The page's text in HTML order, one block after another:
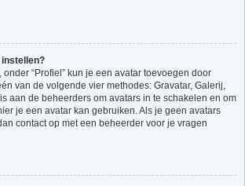
instellen?
onder “Profiel” kun je een avatar toevoegen door
van de volgende vier methodes: Gravatar, Galerij,
aan de beheerders om avatars in te schakelen en om
je een avatar kan gebruiken. Als je geen avatars
contact op met een beheerder voor je vragen